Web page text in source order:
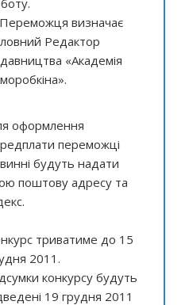
визначає
Редактор
«Академія
оформлення
переможці
будуть надати
поштову адресу та
триватиме до 15
2011.
конкурсу будуть
19 грудня 2011